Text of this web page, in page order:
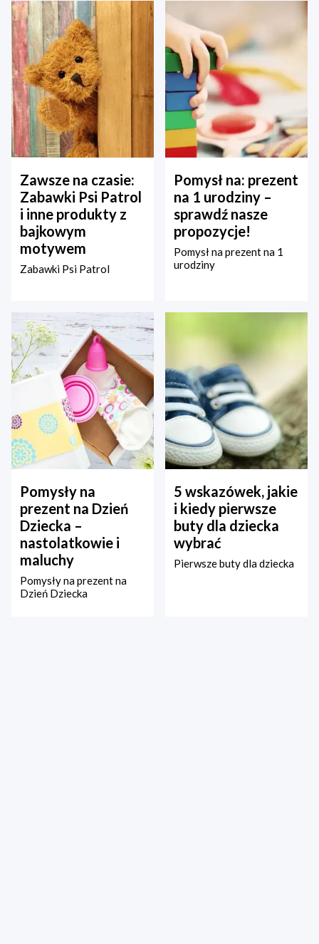
Zawsze na czasie:
Zabawki Psi Patrol
i inne produkty z
bajkowym
motywem
Zabawki Psi Patrol
Pomysł na: prezent
na 1 urodziny –
sprawdź nasze
propozycje!
Pomysł na prezent na 1
urodziny
Pomysły na
prezent na Dzień
Dziecka –
nastolatkowie i
maluchy
Pomysły na prezent na
Dzień Dziecka
5 wskazówek, jakie
i kiedy pierwsze
buty dla dziecka
wybrać
Pierwsze buty dla dziecka